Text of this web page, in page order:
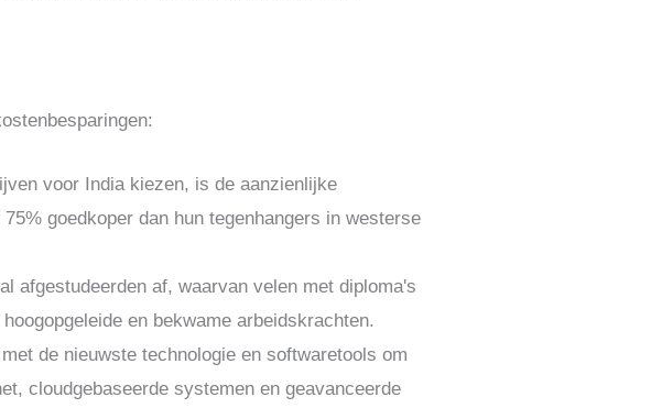
voor India kiezen, is de aanzienlijke
goedkoper dan hun tegenhangers in westerse
afgestudeerden af, waarvan velen met diploma's
en bekwame arbeidskrachten.
de nieuwste technologie en softwaretools om
cloudgebaseerde systemen en geavanceerde